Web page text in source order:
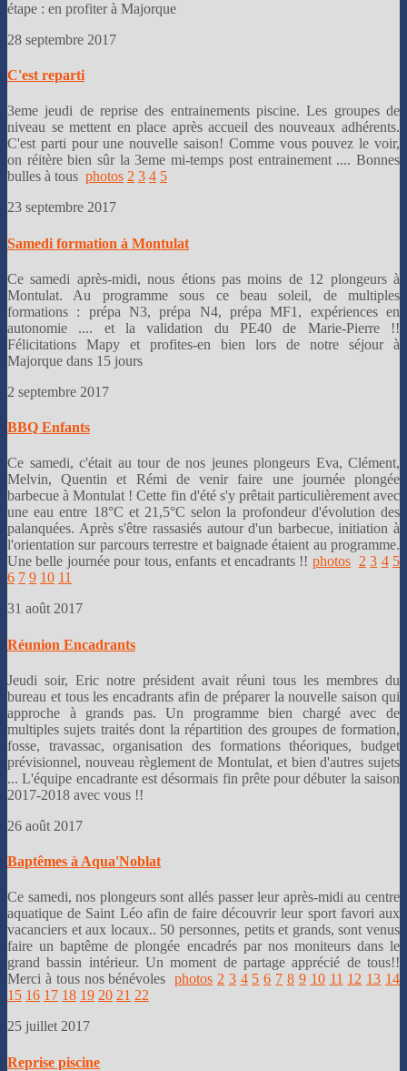
étape : en profiter à Majorque
28 septembre 2017
C'est reparti
3eme jeudi de reprise des entrainements piscine. Les groupes de
niveau se mettent en place après accueil des nouveaux adhérents.
C'est parti pour une nouvelle saison! Comme vous pouvez le voir,
on réitère bien sûr la 3eme mi-temps post entrainement .... Bonnes
bulles à tous photos 2 3 4 5
23 septembre 2017
Samedi formation à Montulat
Ce samedi après-midi, nous étions pas moins de 12 plongeurs à
Montulat. Au programme sous ce beau soleil, de multiples
formations : prépa N3, prépa N4, prépa MF1, expériences en
autonomie .... et la validation du PE40 de Marie-Pierre !!
Félicitations Mapy et profites-en bien lors de notre séjour à
Majorque dans 15 jours
2 septembre 2017
BBQ Enfants
Ce samedi, c'était au tour de nos jeunes plongeurs Eva, Clément,
Melvin, Quentin et Rémi de venir faire une journée plongée
barbecue à Montulat ! Cette fin d'été s'y prêtait particulièrement avec
une eau entre 18°C et 21,5°C selon la profondeur d'évolution des
palanquées. Après s'être rassasiés autour d'un barbecue, initiation à
l'orientation sur parcours terrestre et baignade étaient au programme.
Une belle journée pour tous, enfants et encadrants !! photos 2 3 4 5
6 7 9 10 11
31 août 2017
Réunion Encadrants
Jeudi soir, Eric notre président avait réuni tous les membres du
bureau et tous les encadrants afin de préparer la nouvelle saison qui
approche à grands pas. Un programme bien chargé avec de
multiples sujets traités dont la répartition des groupes de formation,
fosse, travassac, organisation des formations théoriques, budget
prévisionnel, nouveau règlement de Montulat, et bien d'autres sujets
... L'équipe encadrante est désormais fin prête pour débuter la saison
2017-2018 avec vous !!
26 août 2017
Baptêmes à Aqua'Noblat
Ce samedi, nos plongeurs sont allés passer leur après-midi au centre
aquatique de Saint Léo afin de faire découvrir leur sport favori aux
vacanciers et aux locaux.. 50 personnes, petits et grands, sont venus
faire un baptême de plongée encadrés par nos moniteurs dans le
grand bassin intérieur. Un moment de partage apprécié de tous!!
Merci à tous nos bénévolesphotos 2 3 4 5 6 7 8 9 10 11 12 13 14
15 16 17 18 19 20 21 22
25 juillet 2017
Reprise piscine